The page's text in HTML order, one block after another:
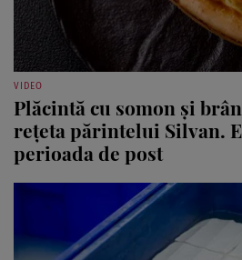
VIDEO
Plăcintă cu somon și
rețeta părintelui Silvan.
perioada de post